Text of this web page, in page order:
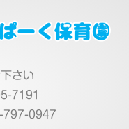
さい
7191
797-0947